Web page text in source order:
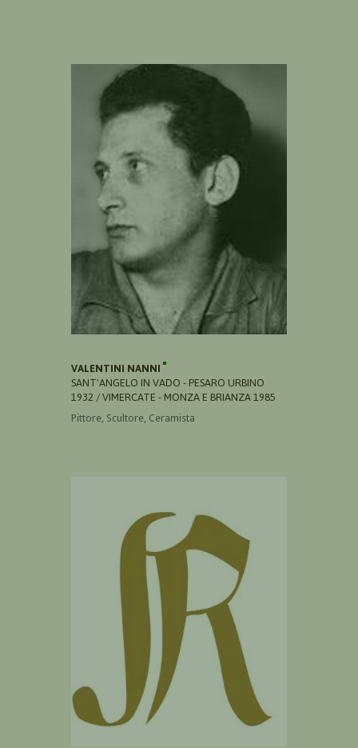
VALENTINI NANNI
SANT'ANGELO IN VADO - PESARO URBINO
1932 / VIMERCATE - MONZA E BRIANZA 1985
Pittore, Scultore, Ceramista